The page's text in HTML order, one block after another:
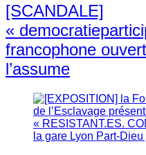
[SCANDALE]
«
francophone
l’assume